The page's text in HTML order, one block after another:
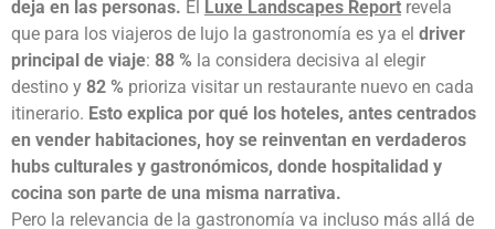
deja en las personas. El Luxe Landscapes Report revela
que para los viajeros de lujo la gastronomía es ya el driver
principal de viaje: 88 % la considera decisiva al elegir
destino y 82 % prioriza visitar un restaurante nuevo en cada
itinerario. Esto explica por qué los hoteles, antes centrados
en vender habitaciones, hoy se reinventan en verdaderos
hubs culturales y gastronómicos, donde hospitalidad y
cocina son parte de una misma narrativa.
Pero la relevancia de la gastronomía va incluso más allá de